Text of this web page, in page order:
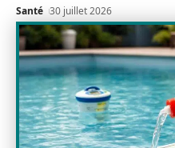
Santé 30 juillet 2026